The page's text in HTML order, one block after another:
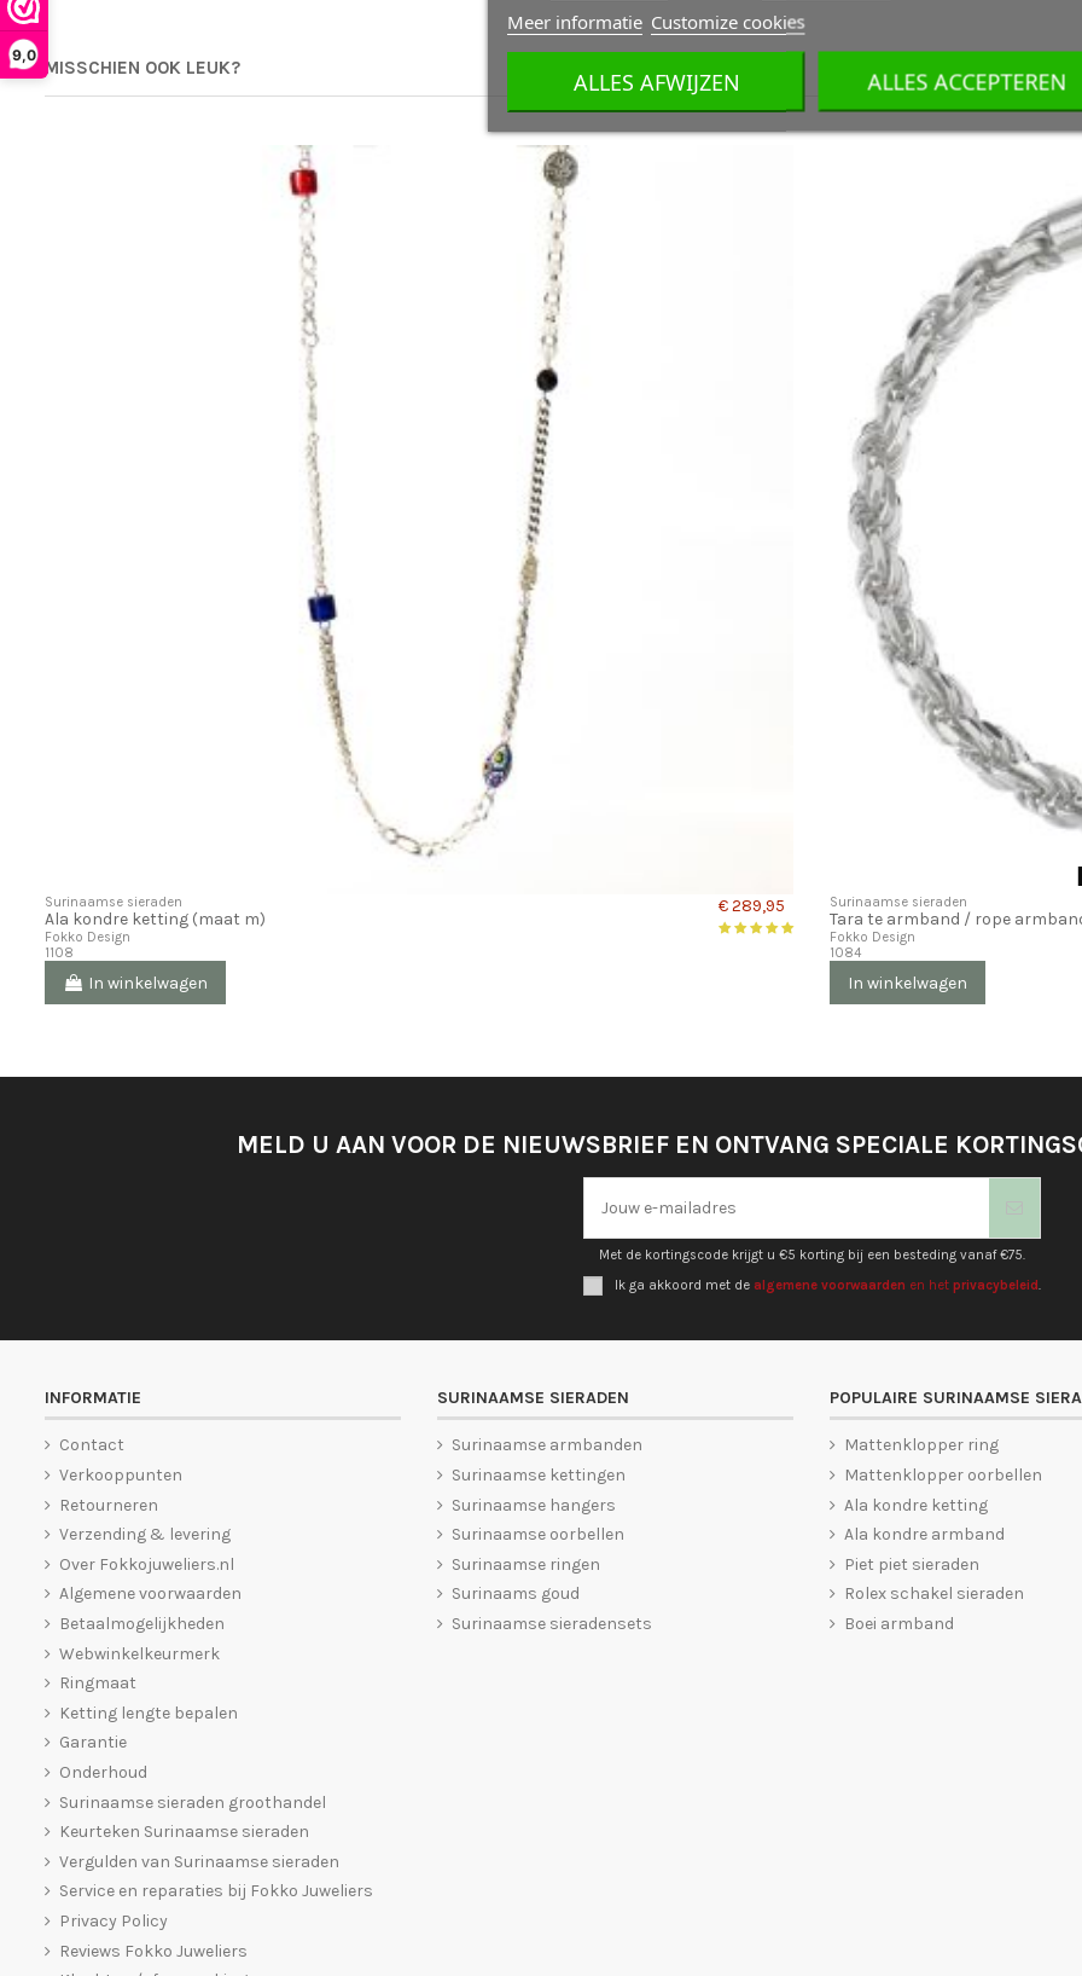
9,0
MISSCHIEN OOK LEUK?
Surinaamse sieraden
Ala kondre ketting (maat m)
Fokko Design
1108
€ 289,95
In winkelwagen
Surinaamse sieraden
Tara te armband / rope
Fokko Design
1084
In winkelwagen
MELD U AAN VOOR DE NIEUWSBRIEF EN ONTVANG SPECIALE
Met de kortingscode krijgt u €5 korting bij een besteding vanaf €75.
Ik ga akkoord met de algemene voorwaarden en het privacybeleid.
INFORMATIE
Contact
Verkooppunten
Retourneren
Verzending & levering
Over Fokkojuweliers.nl
Algemene voorwaarden
Betaalmogelijkheden
Webwinkelkeurmerk
Ringmaat
Ketting lengte bepalen
Garantie
Onderhoud
Surinaamse sieraden groothandel
Keurteken Surinaamse sieraden
Vergulden van Surinaamse sieraden
Service en reparaties bij Fokko Juweliers
Privacy Policy
Reviews Fokko Juweliers
SURINAAMSE SIERADEN
Surinaamse armbanden
Surinaamse kettingen
Surinaamse hangers
Surinaamse oorbellen
Surinaamse ringen
Surinaams goud
Surinaamse sieradensets
POPULAIRE SURINAAMSE
Mattenklopper ring
Mattenklopper oorbellen
Ala kondre ketting
Ala kondre armband
Piet piet sieraden
Rolex schakel sieraden
Boei armband
Meer informatie Customize cookies
ALLES AFWIJZEN ALLES ACCEPTEREN